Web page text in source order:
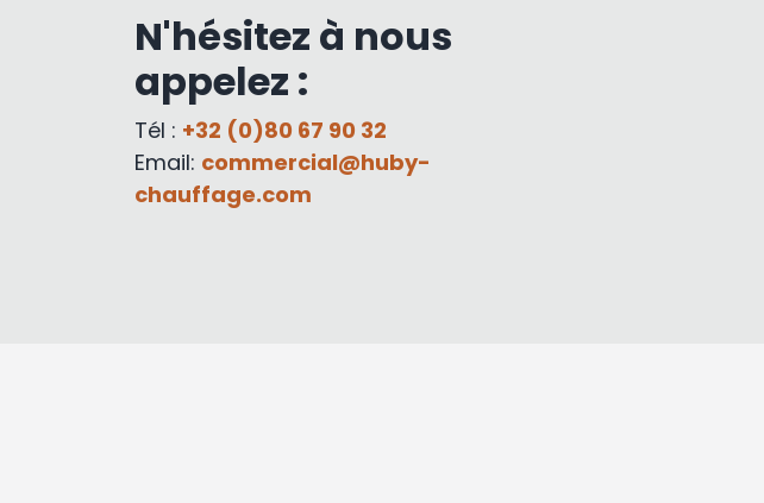
N'hésitez à nous
appelez :
Tél : +32 (0)80 67 90 32
Email: commercial@huby-
chauffage.com